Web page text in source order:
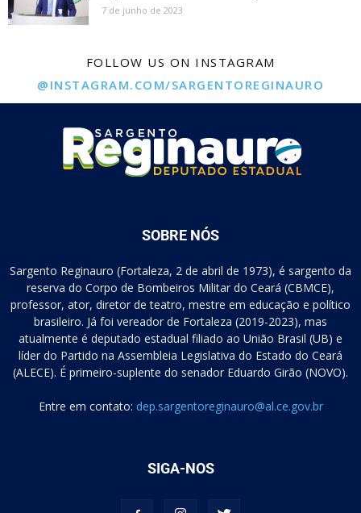
7 de junho de 2023
FOLLOW US ON INSTAGRAM
@INSTAGRAM.COM/SARGENTOREGINAURO
SOBRE NÓS
Sargento Reginauro (Fortaleza, 2 de abril de 1973), é sargento da
reserva do Corpo de Bombeiros Militar do Ceará (CBMCE),
professor, ator, diretor de teatro, mestre em educação e político
brasileiro. Já foi vereador de Fortaleza (2019-2023), mas
atualmente é deputado estadual filiado ao União Brasil (UB) e
líder do Partido na Assembleia Legislativa do Estado do Ceará
(ALECE). É primeiro-suplente do senador Eduardo Girão (NOVO).
Entre em contato: dep.sargentoreginauro@al.ce.gov.br
SIGA-NOS